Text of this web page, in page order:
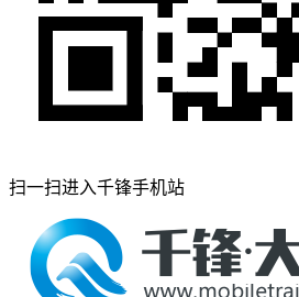
扫一扫进入千锋手机站